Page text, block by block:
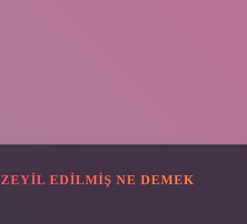
ZEYIL EDILMIŞ NE DEMEK